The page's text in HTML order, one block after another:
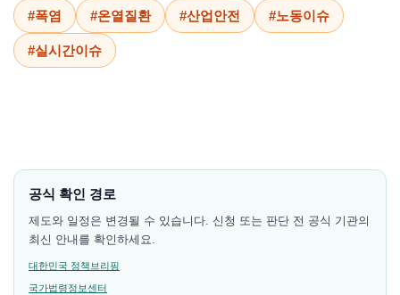
#폭염 #온열질환 #산업안전 #노동이슈
#실시간이슈
공식 확인 경로
제도와 일정은 변경될 수 있습니다. 신청 또는 판단 전 공식 기관의
최신 안내를 확인하세요.
대한민국 정책브리핑
국가법령정보센터